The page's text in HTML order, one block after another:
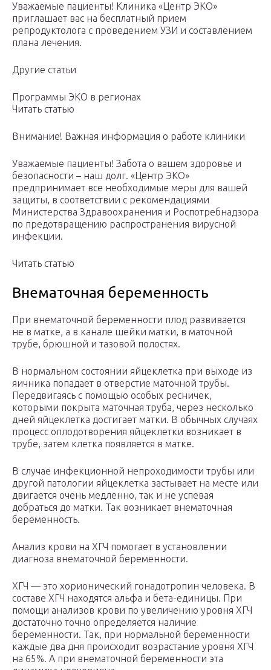
Уважаемые пациенты! Клиника «Центр ЭКО»
приглашает вас на бесплатный прием
репродуктолога с проведением УЗИ и составлением
плана лечения.
Другие статьи
Программы ЭКО в регионах
Читать статью
Внимание! Важная информация о работе клиники
Уважаемые пациенты! Забота о вашем здоровье и
безопасности – наш долг. «Центр ЭКО»
предпринимает все необходимые меры для вашей
защиты, в соответствии с рекомендациями
Министерства Здравоохранения и Роспотребнадзора
по предотвращению распространения вирусной
инфекции.
Читать статью
Внематочная беременность
При внематочной беременности плод развивается
не в матке, а в канале шейки матки, в маточной
трубе, брюшной и тазовой полостях.
В нормальном состоянии яйцеклетка при выходе из
яичника попадает в отверстие маточной трубы.
Передвигаясь с помощью особых ресничек,
которыми покрыта маточная труба, через несколько
дней яйцеклетка достигает матки. В обычных случаях
процесс оплодотворения яйцеклетки возникает в
трубе, затем клетка появляется в матке.
В случае инфекционной непроходимости трубы или
другой патологии яйцеклетка застывает на месте или
двигается очень медленно, так и не успевая
добраться до матки. Так возникает внематочная
беременность.
Анализ крови на ХГЧ помогает в установлении
диагноза внематочной беременности.
ХГЧ — это хорионический гонадотропин человека. В
составе ХГЧ находятся альфа и бета-единицы. При
помощи анализов крови по увеличению уровня ХГЧ
достаточно точно определяется наличие
беременности. Так, при нормальной беременности
каждые два дня происходит возрастание уровня ХГЧ
на 65%. А при внематочной беременности эта